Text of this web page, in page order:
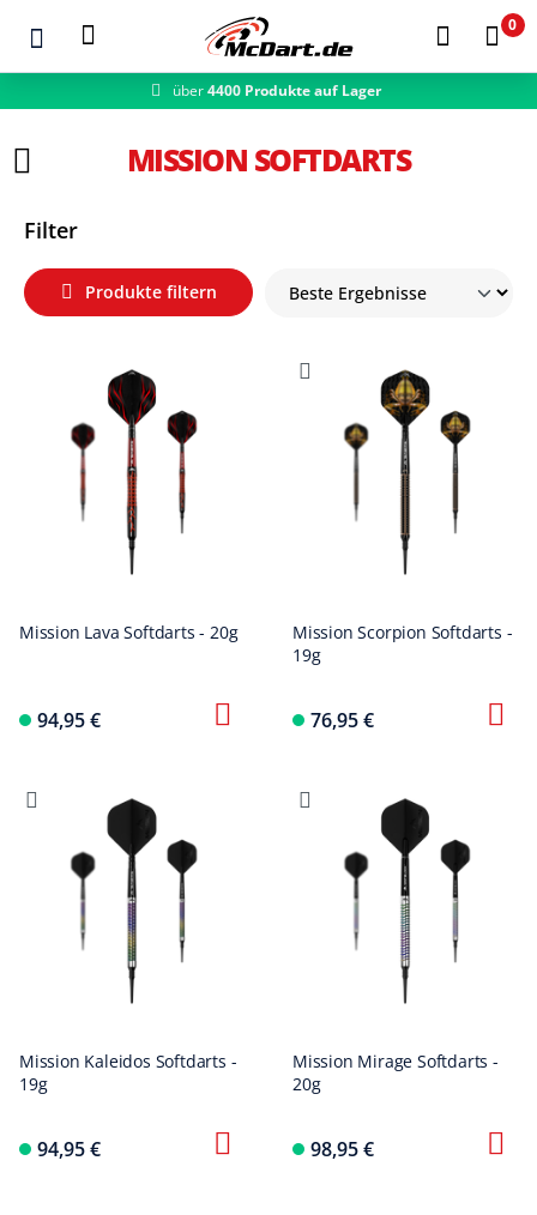
Zum Hauptinhalt springen
0
über4400 Produkte auf Lager
MISSION SOFTDARTS
Filter
Produkte filtern
Mission Lava Softdarts - 20g
94,95 €
Mission Scorpion Softdarts -
19g
76,95 €
Mission Kaleidos Softdarts -
19g
94,95 €
Mission Mirage Softdarts -
20g
98,95 €